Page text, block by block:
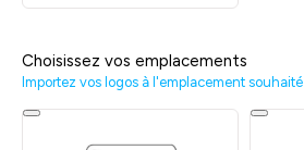
Choisissez vos emplacements
Importez vos logos à l'emplacement souhaité